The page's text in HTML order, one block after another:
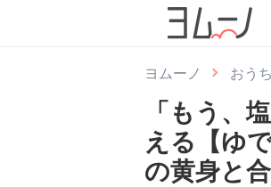
ヨムーノ おう
「もう、
える【ゆ
の黄身と